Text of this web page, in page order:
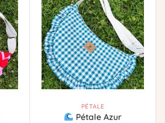
PÉTALE
Pétale Azur